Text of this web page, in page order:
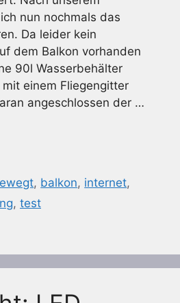
nun nochmals das
Da leider kein
dem Balkon vorhanden
90l Wasserbehälter
einem Fliegengitter
angeschlossen der …
, balkon, internet,
, test